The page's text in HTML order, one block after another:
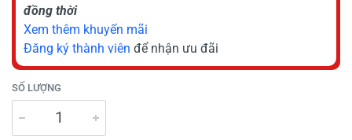
đồng thời
Xem thêm khuyến mãi
Đăng ký thành viên để nhận ưu đãi
SỐ LƯỢNG